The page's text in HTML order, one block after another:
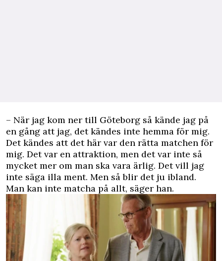
– När jag kom ner till Göteborg så kände jag på
en gång att jag, det kändes inte hemma för mig.
Det kändes att det här var den rätta matchen för
mig. Det var en attraktion, men det var inte så
mycket mer om man ska vara ärlig. Det vill jag
inte säga illa ment. Men så blir det ju ibland.
Man kan inte matcha på allt, säger han.